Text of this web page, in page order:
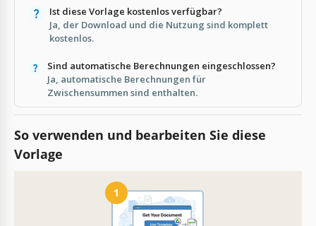
Ist diese Vorlage kostenlos verfügbar?
Ja, der Download und die Nutzung sind komplett
kostenlos.
Sind automatische Berechnungen eingeschlossen?
Ja, automatische Berechnungen für
Zwischensummen sind enthalten.
So verwenden und bearbeiten Sie diese
Vorlage
1